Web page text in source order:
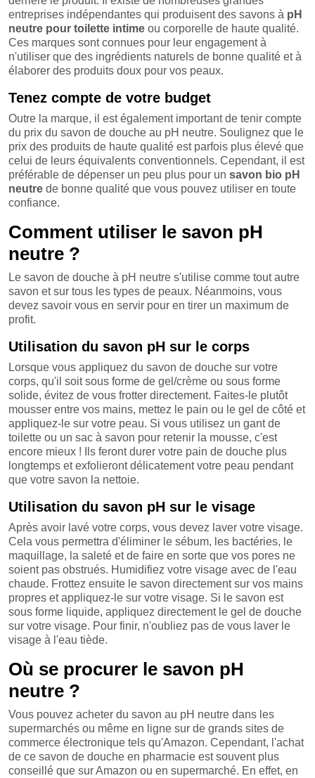
entreprises indépendantes qui produisent des savons à pH
neutre pour toilette intime ou corporelle de haute qualité.
Ces marques sont connues pour leur engagement à
n'utiliser que des ingrédients naturels de bonne qualité et à
élaborer des produits doux pour vos peaux.
Tenez compte de votre budget
Outre la marque, il est également important de tenir compte
du prix du savon de douche au pH neutre. Soulignez que le
prix des produits de haute qualité est parfois plus élevé que
celui de leurs équivalents conventionnels. Cependant, il est
préférable de dépenser un peu plus pour un savon bio pH
neutre de bonne qualité que vous pouvez utiliser en toute
confiance.
Comment utiliser le savon pH
neutre ?
Le savon de douche à pH neutre s'utilise comme tout autre
savon et sur tous les types de peaux. Néanmoins, vous
devez savoir vous en servir pour en tirer un maximum de
profit.
Utilisation du savon pH sur le corps
Lorsque vous appliquez du savon de douche sur votre
corps, qu'il soit sous forme de gel/crème ou sous forme
solide, évitez de vous frotter directement. Faites-le plutôt
mousser entre vos mains, mettez le pain ou le gel de côté et
appliquez-le sur votre peau. Si vous utilisez un gant de
toilette ou un sac à savon pour retenir la mousse, c'est
encore mieux ! Ils feront durer votre pain de douche plus
longtemps et exfolieront délicatement votre peau pendant
que votre savon la nettoie.
Utilisation du savon pH sur le visage
Après avoir lavé votre corps, vous devez laver votre visage.
Cela vous permettra d'éliminer le sébum, les bactéries, le
maquillage, la saleté et de faire en sorte que vos pores ne
soient pas obstrués. Humidifiez votre visage avec de l'eau
chaude. Frottez ensuite le savon directement sur vos mains
propres et appliquez-le sur votre visage. Si le savon est
sous forme liquide, appliquez directement le gel de douche
sur votre visage. Pour finir, n'oubliez pas de vous laver le
visage à l'eau tiède.
Où se procurer le savon pH
neutre ?
Vous pouvez acheter du savon au pH neutre dans les
supermarchés ou même en ligne sur de grands sites de
commerce électronique tels qu'Amazon. Cependant, l'achat
de ce savon de douche en pharmacie est souvent plus
conseillé que sur Amazon ou en supermarché. En effet, en